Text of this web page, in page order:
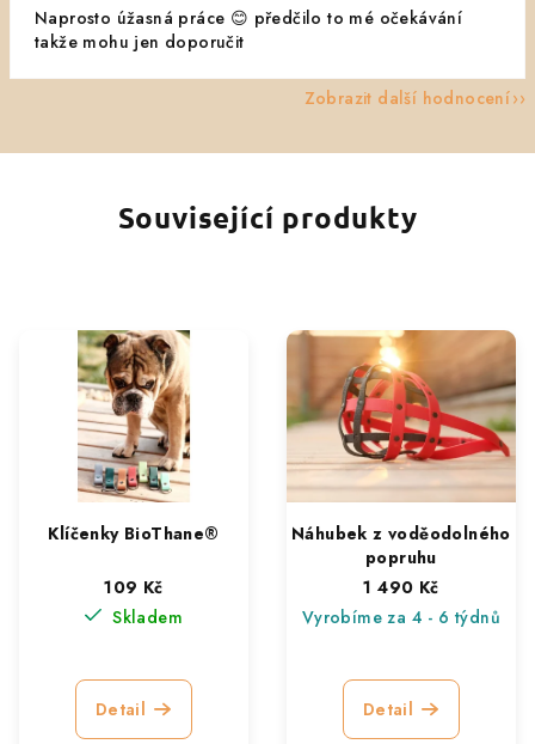
Naprosto úžasná práce 😊 předčilo to mé očekávání
takže mohu jen doporučit
Zobrazit další hodnocení
Související produkty
Klíčenky BioThane®
109 Kč
Skladem
Detail
Náhubek z voděodolného
popruhu
1 490 Kč
Vyrobíme za 4 - 6 týdnů
Detail